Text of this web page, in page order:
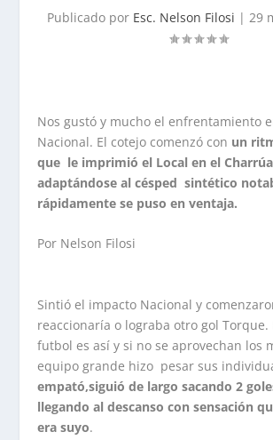
Publicado por Esc. Nelson Filosi | 29
Nos gustó y mucho el enfrentamiento
Nacional. El cotejo comenzó con un
que le imprimió el Local en el Charrúa
adaptándose al césped sintético
rápidamente se puso en ventaja.
Por Nelson Filosi
Sintió el impacto Nacional y
reaccionaría o lograba otro gol Torque.
futbol es así y si no se aprovechan los
equipo grande hizo pesar sus
empató,siguió de largo sacando 2
llegando al descanso con sensación
era suyo.